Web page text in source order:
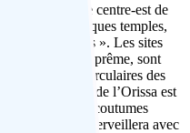
long de la côte centre-est de
abrite de magnifiques temples,
500 temples ». Les sites
féminine suprême, sont
temples circulaires des
L’intérieur de l’Orissa est
aux coutumes
vous émerveillera avec